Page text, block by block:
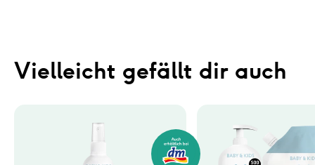
Vielleicht gefällt dir auch